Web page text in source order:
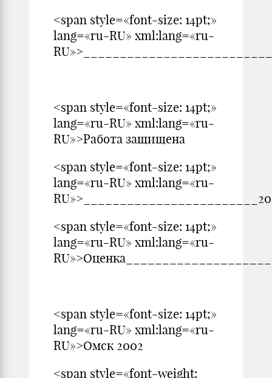
<span style=«font-size: 14pt;»
lang=«ru-RU» xml:lang=«ru-
<span style=«font-size: 14pt;»
lang=«ru-RU» xml:lang=«ru-
RU»>Работа защищена
<span style=«font-size: 14pt;»
lang=«ru-RU» xml:lang=«ru-
<span style=«font-size: 14pt;»
lang=«ru-RU» xml:lang=«ru-
<span style=«font-size: 14pt;»
lang=«ru-RU» xml:lang=«ru-
RU»>Омск 2002
<span style=«font-weight: